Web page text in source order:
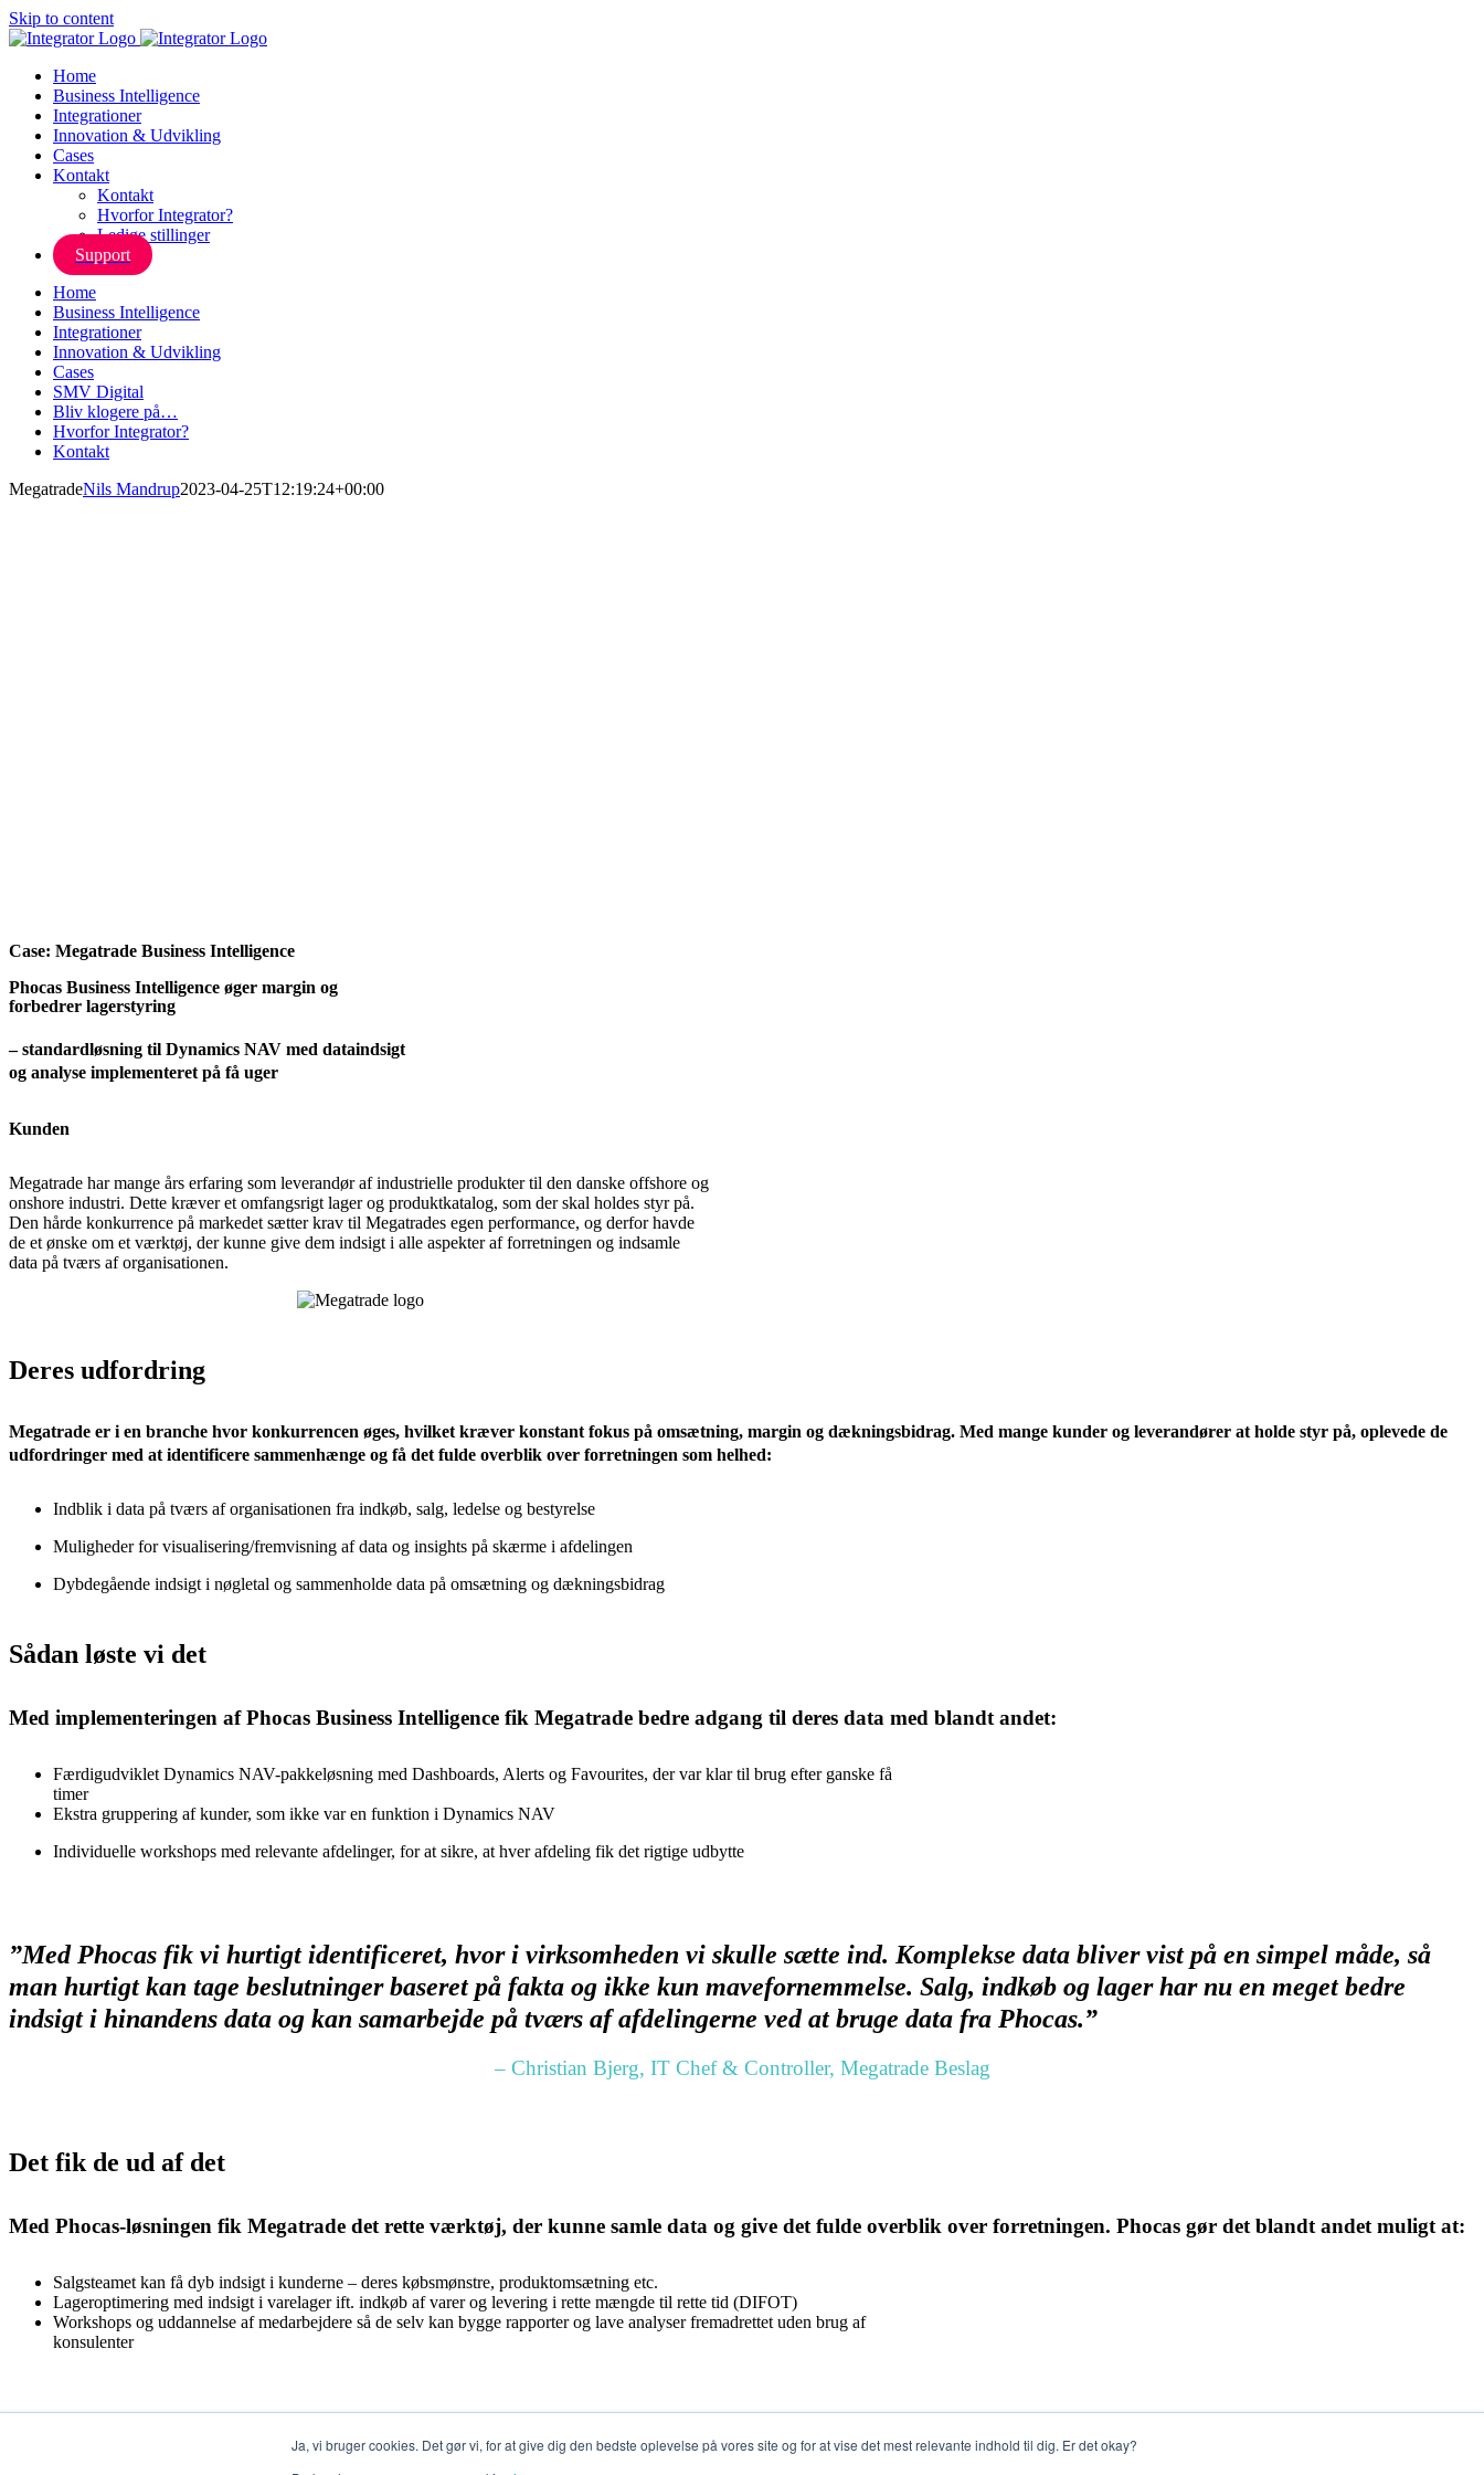
Ja, vi bruger cookies. Det gør vi, for at give dig den bedste oplevelse på vores site og for at vise det mest relevante indhold til dig. Er det okay?
Skip to content
Home
Business Intelligence
Integrationer
Innovation & Udvikling
Cases
Kontakt
Kontakt
Hvorfor Integrator?
Ledige stillinger
Support
Home
Business Intelligence
Integrationer
Innovation & Udvikling
Cases
SMV Digital
Bliv klogere på…
Hvorfor Integrator?
Kontakt
MegatradeNils Mandrup2023-04-25T12:19:24+00:00
Case: Megatrade Business Intelligence
Phocas Business Intelligence øger margin og
forbedrer lagerstyring
– standardløsning til Dynamics NAV med dataindsigt
og analyse implementeret på få uger
Kunden
Megatrade har mange års erfaring som leverandør af industrielle produkter til den danske offshore og
onshore industri. Dette kræver et omfangsrigt lager og produktkatalog, som der skal holdes styr på.
Den hårde konkurrence på markedet sætter krav til Megatrades egen performance, og derfor havde
de et ønske om et værktøj, der kunne give dem indsigt i alle aspekter af forretningen og indsamle
data på tværs af organisationen.
Deres udfordring
Megatrade er i en branche hvor konkurrencen øges, hvilket kræver konstant fokus på omsætning, margin og dækningsbidrag. Med mange kunder og leverandører at holde styr på, oplevede de
udfordringer med at identificere sammenhænge og få det fulde overblik over forretningen som helhed:
Indblik i data på tværs af organisationen fra indkøb, salg, ledelse og bestyrelse
Muligheder for visualisering/fremvisning af data og insights på skærme i afdelingen
Dybdegående indsigt i nøgletal og sammenholde data på omsætning og dækningsbidrag
Sådan løste vi det
Med implementeringen af Phocas Business Intelligence fik Megatrade bedre adgang til deres data med blandt andet:
Færdigudviklet Dynamics NAV-pakkeløsning med Dashboards, Alerts og Favourites, der var klar til brug efter ganske få
timer
Ekstra gruppering af kunder, som ikke var en funktion i Dynamics NAV
Individuelle workshops med relevante afdelinger, for at sikre, at hver afdeling fik det rigtige udbytte
”Med Phocas fik vi hurtigt identificeret, hvor i virksomheden vi skulle sætte ind. Komplekse data bliver vist på en simpel måde, så
man hurtigt kan tage beslutninger baseret på fakta og ikke kun mavefornemmelse. Salg, indkøb og lager har nu en meget bedre
indsigt i hinandens data og kan samarbejde på tværs af afdelingerne ved at bruge data fra Phocas.”
– Christian Bjerg, IT Chef & Controller, Megatrade Beslag
Det fik de ud af det
Med Phocas-løsningen fik Megatrade det rette værktøj, der kunne samle data og give det fulde overblik over forretningen. Phocas gør det blandt andet muligt at:
Salgsteamet kan få dyb indsigt i kunderne – deres købsmønstre, produktomsætning etc.
Lageroptimering med indsigt i varelager ift. indkøb af varer og levering i rette mængde til rette tid (DIFOT)
Workshops og uddannelse af medarbejdere så de selv kan bygge rapporter og lave analyser fremadrettet uden brug af
konsulenter